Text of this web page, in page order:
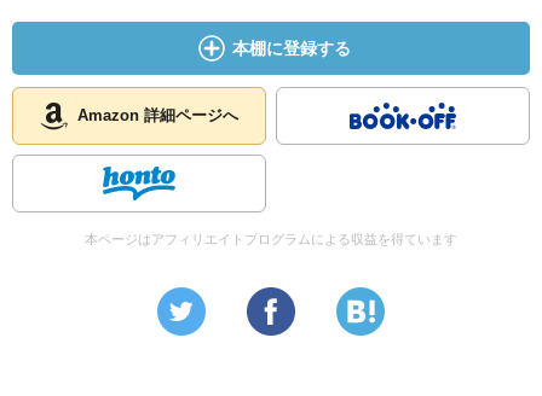
本棚に登録する
Amazon 詳細ページへ
本ページはアフィリエイトプログラムによる収益を得ています